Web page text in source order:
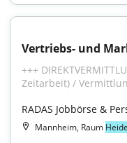
Vertriebs- und
+++
Zeitarbeit) /
RADAS Jobbörse &
Mannheim, Raum